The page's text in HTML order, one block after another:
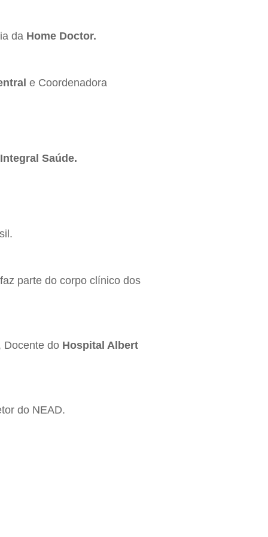
da Home Doctor.
e Coordenadora
Integral Saúde.
parte do corpo clínico dos
Docente do Hospital Albert
do NEAD.